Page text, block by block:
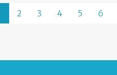
2 3 4 5 6